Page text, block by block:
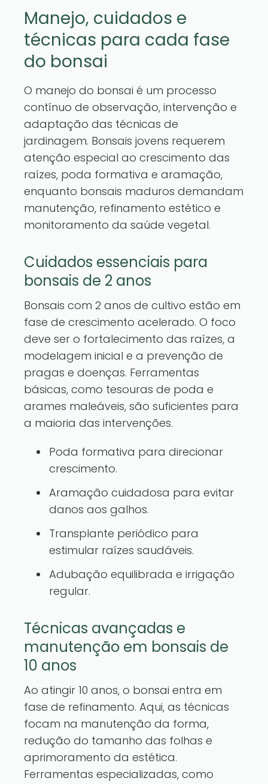
Manejo, cuidados e
técnicas para cada fase
do bonsai
O manejo do bonsai é um processo
contínuo de observação, intervenção e
adaptação das técnicas de
jardinagem. Bonsais jovens requerem
atenção especial ao crescimento das
raízes, poda formativa e aramação,
enquanto bonsais maduros demandam
manutenção, refinamento estético e
monitoramento da saúde vegetal.
Cuidados essenciais para
bonsais de 2 anos
Bonsais com 2 anos de cultivo estão em
fase de crescimento acelerado. O foco
deve ser o fortalecimento das raízes, a
modelagem inicial e a prevenção de
pragas e doenças. Ferramentas
básicas, como tesouras de poda e
arames maleáveis, são suficientes para
a maioria das intervenções.
Poda formativa para direcionar
crescimento.
Aramação cuidadosa para evitar
danos aos galhos.
Transplante periódico para
estimular raízes saudáveis.
Adubação equilibrada e irrigação
regular.
Técnicas avançadas e
manutenção em bonsais de
10 anos
Ao atingir 10 anos, o bonsai entra em
fase de refinamento. Aqui, as técnicas
focam na manutenção da forma,
redução do tamanho das folhas e
aprimoramento da estética.
Ferramentas especializadas, como